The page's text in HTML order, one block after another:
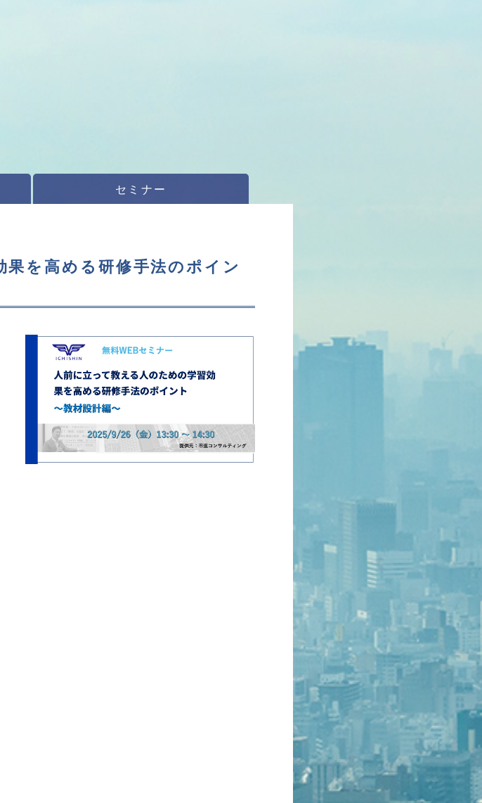
セミナー
を高める研修手法のポイン